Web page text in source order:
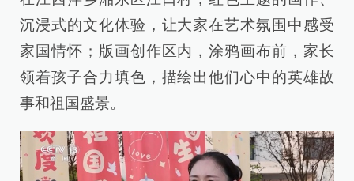
沉浸式的文化体验，让大家在艺术氛围中感受
家国情怀；版画创作区内，涂鸦画布前，家长
领着孩子合力填色，描绘出他们心中的英雄故
事和祖国盛景。